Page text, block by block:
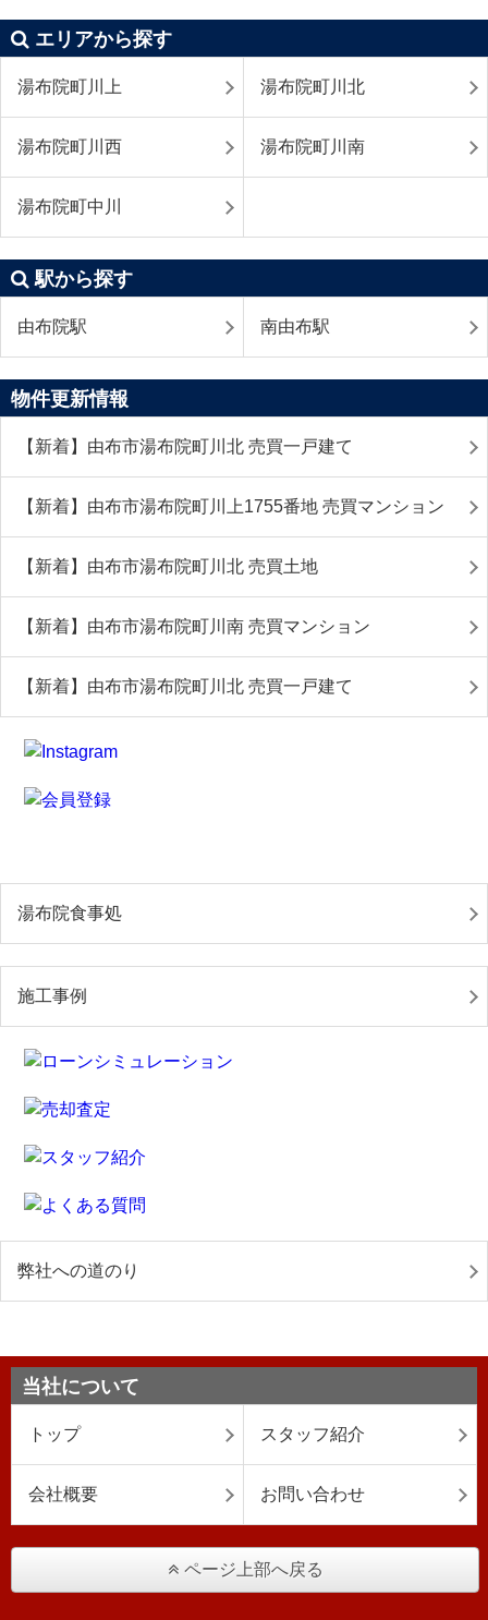
エリアから探す
湯布院町川上 湯布院町川北
湯布院町川西 湯布院町川南
湯布院町中川
駅から探す
由布院駅 南由布駅
物件更新情報
【新着】由布市湯布院町川北 売買一戸建て
【新着】由布市湯布院町川上1755番地 売買マンション
【新着】由布市湯布院町川北 売買土地
【新着】由布市湯布院町川南 売買マンション
【新着】由布市湯布院町川北 売買一戸建て
湯布院食事処
施工事例
弊社への道のり
当社について
トップ スタッフ紹介
会社概要 お問い合わせ
ページ上部へ戻る